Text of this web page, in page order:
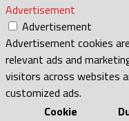
Advertisement
Advertisement
Advertisement cookies
relevant ads and
visitors across websites
customized ads.
Cookie